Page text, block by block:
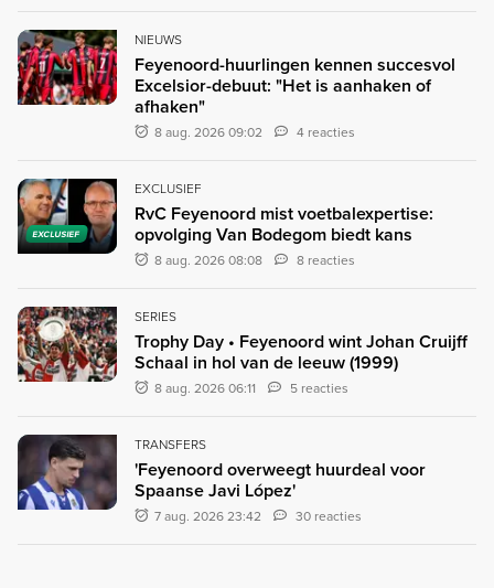
NIEUWS
Feyenoord-huurlingen kennen succesvol
Excelsior-debuut: "Het is aanhaken of
afhaken"
8 aug. 2026 09:02 4 reacties
EXCLUSIEF
EXCLUSIEF
RvC Feyenoord mist voetbalexpertise:
opvolging Van Bodegom biedt kans
8 aug. 2026 08:08 8 reacties
SERIES
Trophy Day • Feyenoord wint Johan Cruijff
Schaal in hol van de leeuw (1999)
8 aug. 2026 06:11 5 reacties
TRANSFERS
'Feyenoord overweegt huurdeal voor
Spaanse Javi López'
7 aug. 2026 23:42 30 reacties